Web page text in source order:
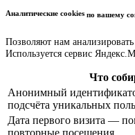
Аналитические cookies по вашему
Позволяют нам
Используется сервис
Что
Анонимный
подсчёта уникальных
Дата первого визита —
повторные посещения